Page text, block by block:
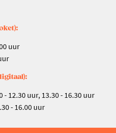
uur
12.30 uur, 13.30 - 16.30 uur
- 16.00 uur